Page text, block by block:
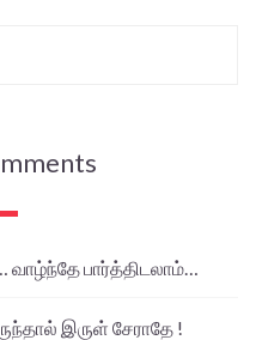
பார்த்திடலாம்…
இருள் சேராதே !